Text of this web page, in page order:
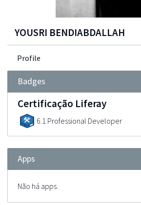
YOUSRI BENDIABDALLAH
Profile
Badges
Certificação Liferay
6.1 Professional Developer
Apps
Não há apps.